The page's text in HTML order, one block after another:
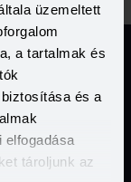
üzemeltett
a tartalmak és
és a
tároljunk az